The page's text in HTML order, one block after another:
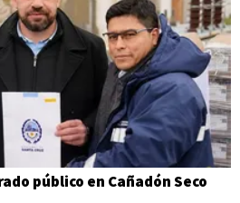
público en Cañadón Seco